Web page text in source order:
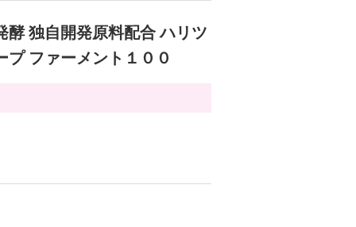
酵 独自開発原料配合 ハリツ
プ ファーメント１００